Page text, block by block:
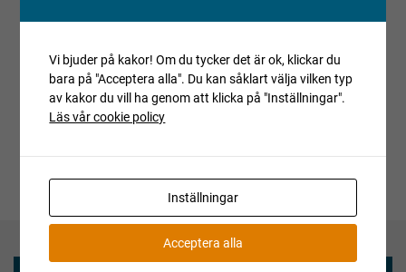
Auktionen är avslutad
budgivningen, var vänlig kontakta ansvarig mäklare för
aktuell status.
Vi bjuder på kakor! Om du tycker det är ok, klickar du
bara på "Acceptera alla". Du kan såklart välja vilken typ
av kakor du vill ha genom att klicka på "Inställningar".
Läs vår cookie policy
Inställningar
Acceptera alla